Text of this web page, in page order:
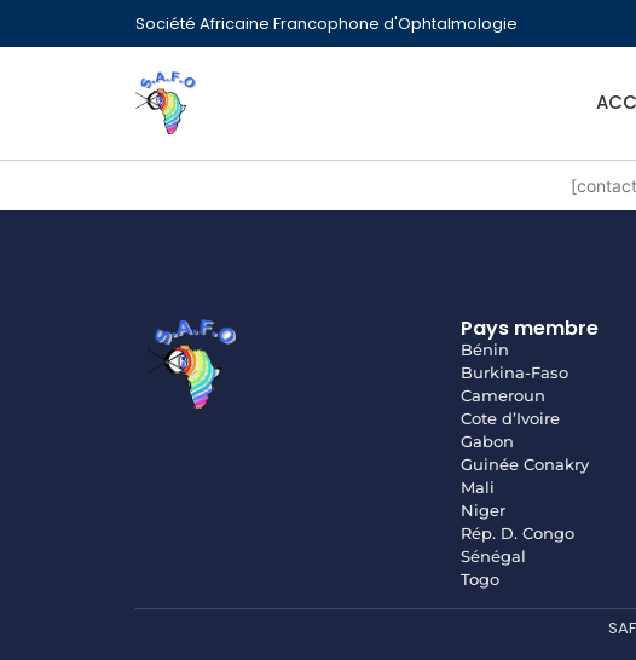
Société Africaine Francophone d'Ophtalmologie
Pays membre
Bénin
Burkina-Faso
Cameroun
Cote d’Ivoire
Gabon
Guinée Conakry
Mali
Niger
Rép. D. Congo
Sénégal
Togo